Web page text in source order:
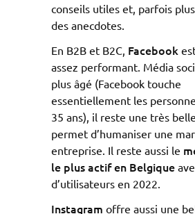
conseils utiles et, parfois
des anecdotes.
En B2B et B2C, Facebook
assez performant. Média
plus âgé (Facebook touche
essentiellement les
35 ans), il reste une très
permet d’humaniser une
entreprise. Il reste aussi le
le plus actif en Belgique
d’utilisateurs en 2022.
Instagram offre aussi une